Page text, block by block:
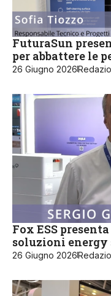
FuturaSun
per abbattere le
26 Giugno 2026
Fox ESS
soluzioni energy
26 Giugno 2026